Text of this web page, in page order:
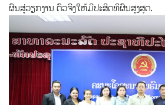
ຜົນສູ່ວຽກງານ ຕົວຈິງໃຫ້ມີປະສິດທິຜົນສູງສຸດ.